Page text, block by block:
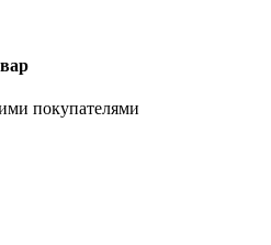
покупателями